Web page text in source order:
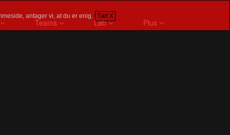
antager vi, at du er enig. Tæt X
Teams Løb Plus